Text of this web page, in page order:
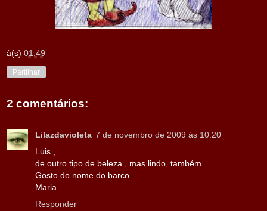
à(s) 01:49
Partilhar
2 comentários:
Lilazdavioleta 7 de novembro de 2009 às 10:20
Luis ,
de outro tipo de beleza , mas lindo, também .
Gosto do nome do barco .
Maria
Responder